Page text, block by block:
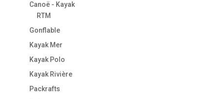
Canoë - Kayak
RTM
Gonflable
Kayak Mer
Kayak Polo
Kayak Rivière
Packrafts